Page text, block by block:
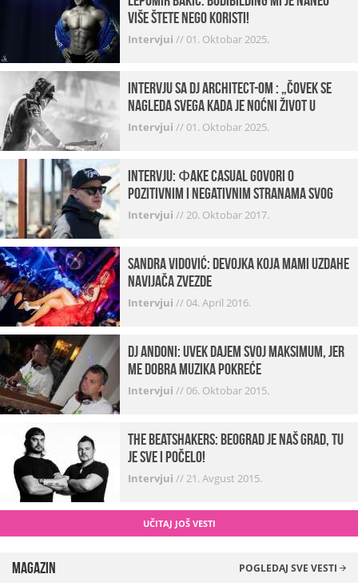
više štete nego koristi!
Intervjui //01. Oktobar 2025.
Intervju sa DJ Architect-om : „Čovek se
nagleda svega kada je noćni život u
pitanju. U klubovima najmanje vidim
Intervjui //01. Oktobar 2025.
INTERVJU: Фake Casual govori o
pozitivnim i negativnim stranama svog
posla, počecima, omiljenim mestima …
Intervjui //20. Oktobar 2017.
Sandra Vidović: devojka koja mami uzdahe
navijača Zvezde
Intervjui //04. April 2016.
Dj Andoni: Uvek dajem svoj maksimum, jer
me dobra muzika pokreće
Intervjui //06. Oktobar 2015.
The Beatshakers: Beograd je naš grad, tu
je sve i počelo!
Intervjui //21. Avgust 2015.
UČITAJ JOŠ VESTI
Magazin POGLEDAJ SVE VESTI